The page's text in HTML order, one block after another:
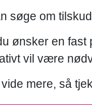
søge om
ønsker en fast
vil være
mere, så tjek